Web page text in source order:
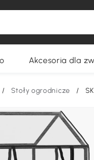
Akcesoria dla
/ Stoły ogrodnicze /